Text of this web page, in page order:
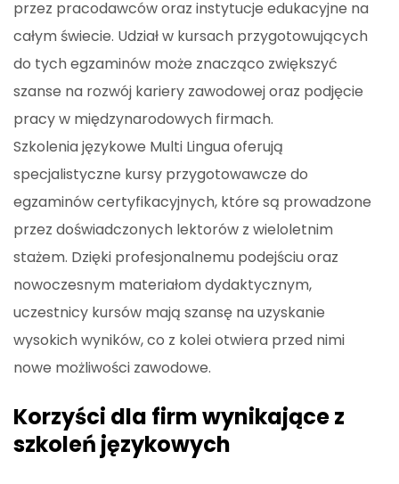
przez pracodawców oraz instytucje edukacyjne na
całym świecie. Udział w kursach przygotowujących
do tych egzaminów może znacząco zwiększyć
szanse na rozwój kariery zawodowej oraz podjęcie
pracy w międzynarodowych firmach.
Szkolenia językowe Multi Lingua oferują
specjalistyczne kursy przygotowawcze do
egzaminów certyfikacyjnych, które są prowadzone
przez doświadczonych lektorów z wieloletnim
stażem. Dzięki profesjonalnemu podejściu oraz
nowoczesnym materiałom dydaktycznym,
uczestnicy kursów mają szansę na uzyskanie
wysokich wyników, co z kolei otwiera przed nimi
nowe możliwości zawodowe.
Korzyści dla firm wynikające z
szkoleń językowych